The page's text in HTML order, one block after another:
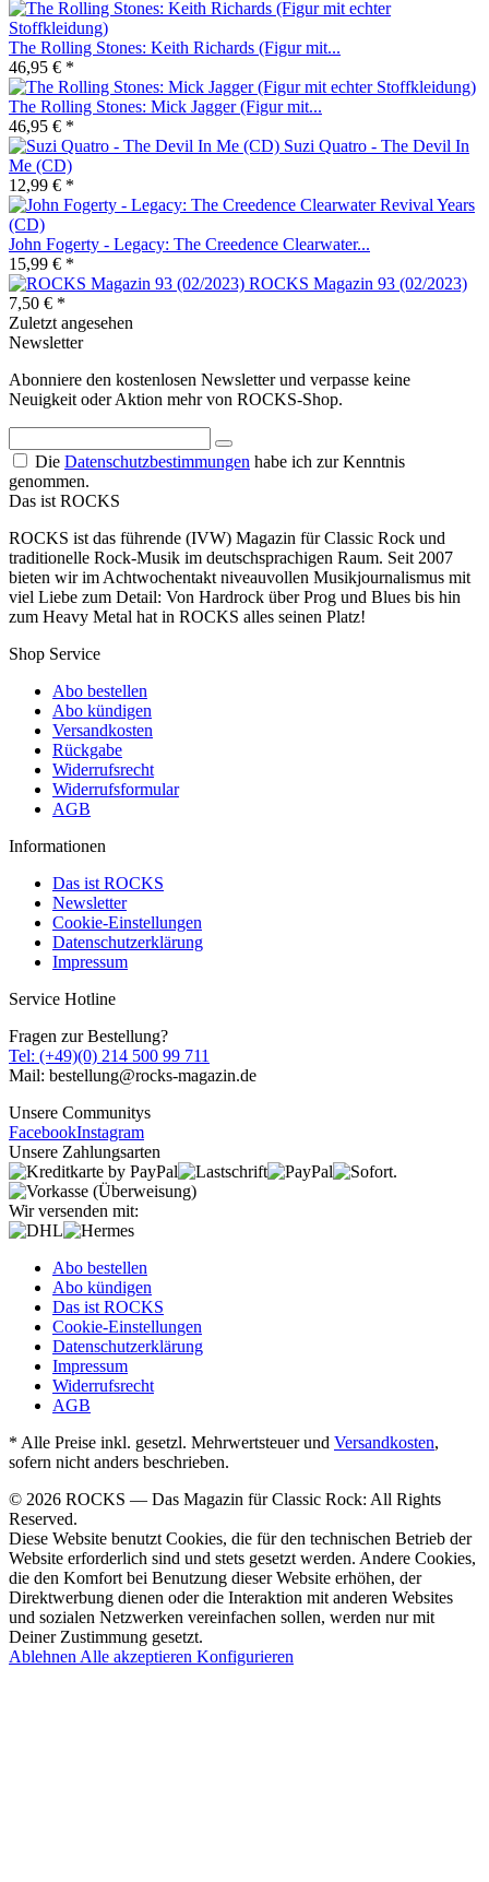
The Rolling Stones: Keith Richards (Figur mit...
46,95 € *
The Rolling Stones: Mick Jagger (Figur mit...
46,95 € *
Suzi Quatro - The Devil In
Me (CD)
12,99 € *
John Fogerty - Legacy: The Creedence Clearwater...
15,99 € *
ROCKS Magazin 93 (02/2023)
7,50 € *
Zuletzt angesehen
Newsletter
Abonniere den kostenlosen Newsletter und verpasse keine
Neuigkeit oder Aktion mehr von ROCKS-Shop.
Die Datenschutzbestimmungen habe ich zur Kenntnis
genommen.
Das ist ROCKS
ROCKS ist das führende (IVW) Magazin für Classic Rock und
traditionelle Rock-Musik im deutschsprachigen Raum. Seit 2007
bieten wir im Achtwochentakt niveauvollen Musikjournalismus mit
viel Liebe zum Detail: Von Hardrock über Prog und Blues bis hin
zum Heavy Metal hat in ROCKS alles seinen Platz!
Shop Service
Abo bestellen
Abo kündigen
Versandkosten
Rückgabe
Widerrufsrecht
Widerrufsformular
AGB
Informationen
Das ist ROCKS
Newsletter
Cookie-Einstellungen
Datenschutzerklärung
Impressum
Service Hotline
Fragen zur Bestellung?
Tel: (+49)(0) 214 500 99 711
Mail: bestellung@rocks-magazin.de
Unsere Communitys
FacebookInstagram
Unsere Zahlungsarten
Wir versenden mit:
Abo bestellen
Abo kündigen
Das ist ROCKS
Cookie-Einstellungen
Datenschutzerklärung
Impressum
Widerrufsrecht
AGB
* Alle Preise inkl. gesetzl. Mehrwertsteuer und Versandkosten,
sofern nicht anders beschrieben.
© 2026 ROCKS — Das Magazin für Classic Rock: All Rights
Reserved.
Diese Website benutzt Cookies, die für den technischen Betrieb der
Website erforderlich sind und stets gesetzt werden. Andere Cookies,
die den Komfort bei Benutzung dieser Website erhöhen, der
Direktwerbung dienen oder die Interaktion mit anderen Websites
und sozialen Netzwerken vereinfachen sollen, werden nur mit
Deiner Zustimmung gesetzt.
Ablehnen Alle akzeptieren Konfigurieren